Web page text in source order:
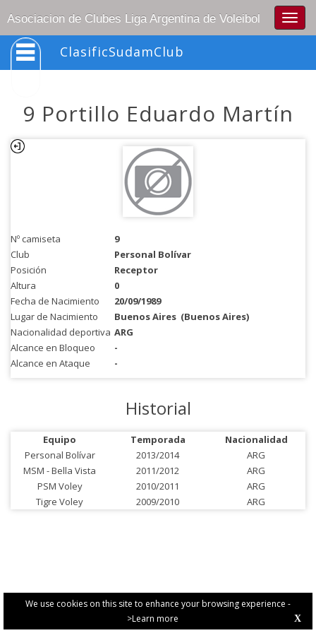
We use cookies on this site to enhance your browsing experience -
>Learn more
X
Asociacion de Clubes Liga Argentina de Voleibol
ClasificSudamClub
9 Portillo Eduardo Martín
Nº camiseta
9
Club
Personal Bolívar
Posición
Receptor
Altura
0
Fecha de Nacimiento
20/09/1989
Lugar de Nacimiento
Buenos Aires (Buenos Aires)
Nacionalidad deportiva ARG
Alcance en Bloqueo
-
Alcance en Ataque
-
Historial
Equipo Temporada
Nacionalidad
Personal Bolívar
2013/2014
ARG
MSM - Bella Vista
2011/2012
ARG
PSM Voley
2010/2011
ARG
Tigre Voley
2009/2010 ARG